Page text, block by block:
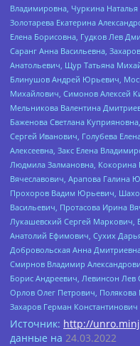
Владимировна, Чуркина
Золотарева Екатерина
Елена Борисовна, Гудков Лев
Саранг Анна Васильевна,
Анатольевич, Щур Татьяна
Блинушов Андрей Юрьевич,
Михайлович, Симонов Алексей
Мельникова Валентина
Баженова Светлана
Сергей Иванович, Голубева
Алексеевна, Закс Елена
Людмила Залмановна, Кокорина
Вячеславович, Арапова Галина
Прохоров Вадим Юрьевич,
Васильевич, Протасова Ирина
Лукашевский Сергей Маркович,
Анатолий Ефимович, Сухих
Добровольская Анна
Смирнов Владимир
Борис Андреевич, Левинсон
Орлов Олег Петрович,
Захаров Герман Константинович
Источник: http://
данные на 24.03.2022